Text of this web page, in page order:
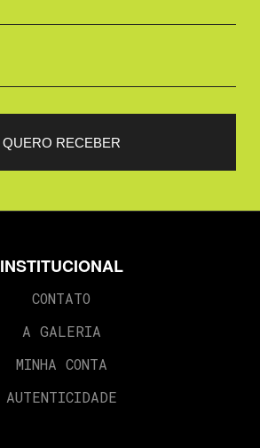
QUERO RECEBER
INSTITUCIONAL
CONTATO
A GALERIA
MINHA CONTA
AUTENTICIDADE